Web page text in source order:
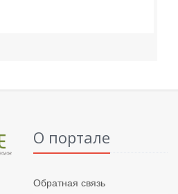
О портале
Обратная связь